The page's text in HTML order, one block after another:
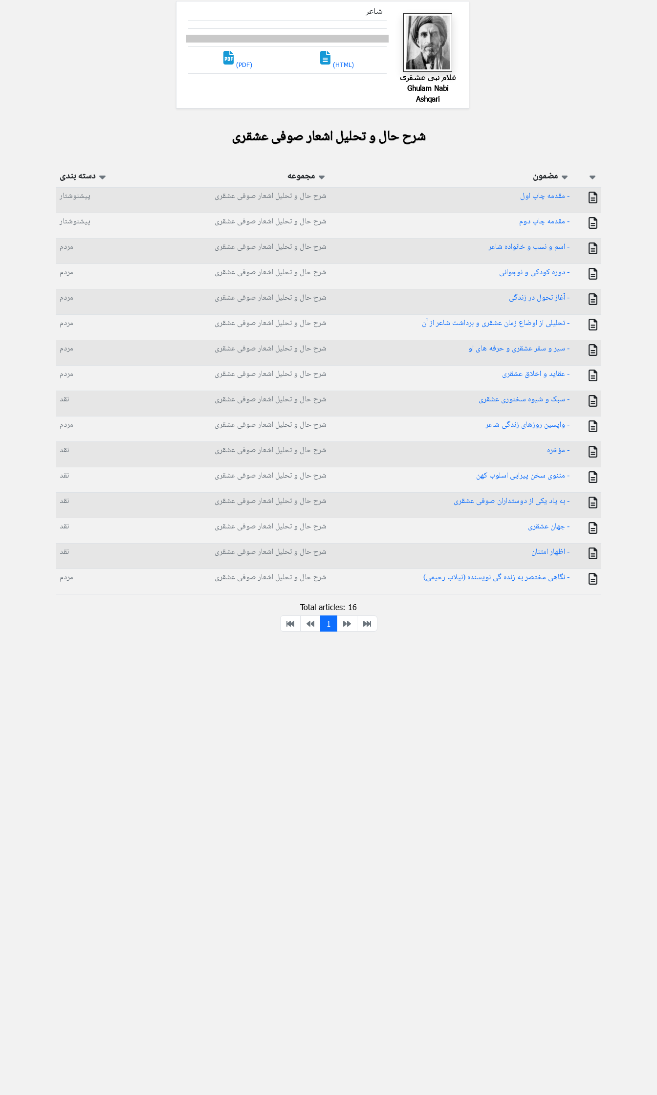
شاعر
(PDF) (HTML)
غلام نبی عشقری
Ghulam Nabi
Ashqari
شرح حال و تحلیل اشعار صوفی عشقری
مضمون مجموعه دسته بندی
- مقدمه چاپ اول شرح حال و تحلیل اشعار صوفی عشقری
پیشنوشتار
- مقدمه چاپ دوم
شرح حال و تحلیل اشعار صوفی عشقری
پیشنوشتار
- اسم و نسب و خانواده شاعر
شرح حال و تحلیل اشعار صوفی عشقری
مردم
- دوره کودکی و نوجوانی
شرح حال و تحلیل اشعار صوفی عشقری
مردم
- آغاز تحول در زندگی
شرح حال و تحلیل اشعار صوفی عشقری
مردم
- تحلیلی از اوضاع زمان عشقری و برداشت شاعر از آن
شرح حال و تحلیل اشعار صوفی عشقری
مردم
- سیر و سفر عشقری و حرفه های او
شرح حال و تحلیل اشعار صوفی عشقری
مردم
- عقاید و اخلاق عشقری
شرح حال و تحلیل اشعار صوفی عشقری
مردم
- سبک و شیوه سخنوری عشقری
شرح حال و تحلیل اشعار صوفی عشقری
نقد
- واپسین روزهای زندگی شاعر
شرح حال و تحلیل اشعار صوفی عشقری
مردم
- مؤخره
شرح حال و تحلیل اشعار صوفی عشقری
نقد
- مثنوی سخن پیرایی اسلوب کهن
شرح حال و تحلیل اشعار صوفی عشقری
نقد
- به یاد یکی از دوستداران صوفی عشقری
شرح حال و تحلیل اشعار صوفی عشقری
نقد
- جهان عشقری
شرح حال و تحلیل اشعار صوفی عشقری
نقد
- اظهار امتنان
شرح حال و تحلیل اشعار صوفی عشقری
نقد
- نگاهی مختصر به زنده گی نویسنده (نیلاب رحیمی)
شرح حال و تحلیل اشعار صوفی عشقری مردم
Total articles: 16
1